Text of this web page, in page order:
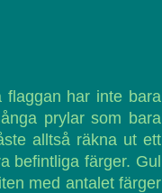
flaggan har inte bara
prylar som bara
alltså räkna ut ett
befintliga färger. Gul
med antalet färger